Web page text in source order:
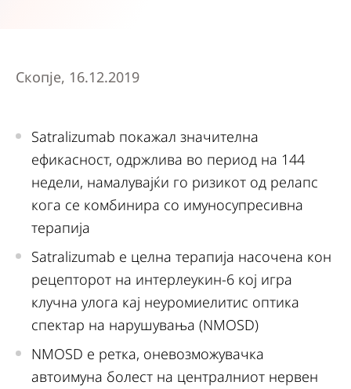
Скопје, 16.12.2019
Satralizumab покажал значителна
ефикасност, одржлива во период на 144
недели, намалувајќи го ризикот од релапс
кога се комбинира со имуносупресивна
терапија
Satralizumab е целна терапија насочена кон
рецепторот на интерлеукин-6 кој игра
клучна улога кај неуромиелитис оптика
спектар на нарушувања (NMOSD)
NMOSD е ретка, оневозможувачка
автоимуна болест на централниот нервен